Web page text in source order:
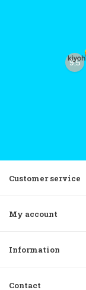
9,5
Customer service
My account
Information
Contact